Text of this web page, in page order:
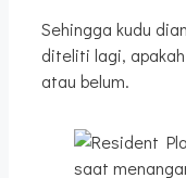
Sehingga kudu
diteliti lagi,
atau belum.
saat